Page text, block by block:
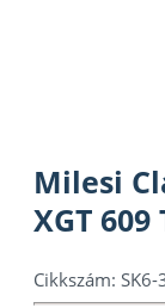
Milesi
XGT 609
Cikkszám: